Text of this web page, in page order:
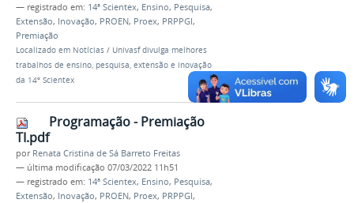
— registrado em: 14ª Scientex, Ensino, Pesquisa,
Extensão, Inovação, PROEN, Proex, PRPPGI,
Premiação
Localizado em Notícias / Univasf divulga melhores
trabalhos de ensino, pesquisa, extensão e inovação
da 14º Scientex
Programação - Premiação
TI.pdf
por Renata Cristina de Sá Barreto Freitas
— última modificação 07/03/2022 11h51
— registrado em: 14ª Scientex, Ensino, Pesquisa,
Extensão, Inovação, PROEN, Proex, PRPPGI,